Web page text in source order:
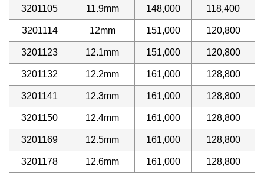
3201105 11.9mm 148,000 118,400
3201114 12mm 151,000 120,800
3201123 12.1mm 151,000 120,800
3201132 12.2mm 161,000 128,800
3201141 12.3mm 161,000 128,800
3201150 12.4mm 161,000 128,800
3201169 12.5mm 161,000 128,800
3201178 12.6mm 161,000 128,800